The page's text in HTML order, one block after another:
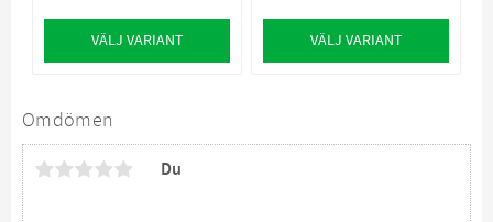
Omdömen
Du
VÄLJ VARIANT VÄLJ VARIANT